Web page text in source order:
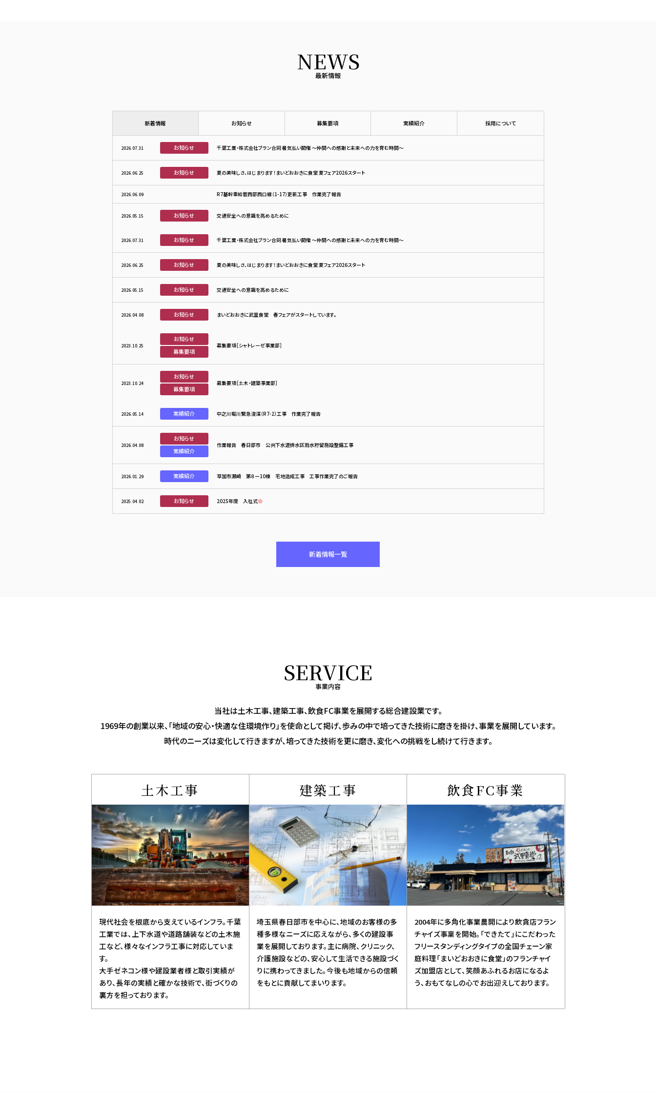
NEWS
最新情報
新着情報 お知らせ 募集要項 実績紹介 採用について
2026.07.31 お知らせ 千葉工業・株式会社ブラン合同 暑気払い開催 ～仲間への感謝と未来への力を育む時間～
2026.06.25 お知らせ 夏の美味しさ、はじまります！まいどおおきに食堂 夏フェア2026スタート
2026.06.09 R7基幹重給菅西部西口線（1-17）更新工事 作業完了報告
2026.05.15 お知らせ 交通安全への意識を高めるために
2026.07.31 お知らせ 千葉工業・株式会社ブラン合同 暑気払い開催 ～仲間への感謝と未来への力を育む時間～
2026.06.25 お知らせ 夏の美味しさ、はじまります！まいどおおきに食堂 夏フェア2026スタート
2026.05.15 お知らせ 交通安全への意識を高めるために
2026.04.08 お知らせ まいどおおきに武里食堂 春フェアがスタートしています。
2023.10.25
お知らせ
募集要項
募集要項［シャトレーゼ事業部］
2023.10.24
お知らせ
募集要項
募集要項［土木・建築事業部］
2026.05.14 実績紹介 中之川堀川緊急浚渫（R7-2）工事 作業完了報告
2026.04.08
お知らせ
実績紹介
作業報告 春日部市 公共下水道排水区雨水貯留施設整備工事
2026.01.29 実績紹介 草加市瀬崎 第８ー10棟 宅地造成工事 工事作業完了のご報告
2025.04.02 お知らせ 2025年度 入社式
新着情報一覧
SERVICE
事業内容
当社は土木工事、建築工事、飲食FC事業を展開する総合建設業です。
1969年の創業以来、「地域の安心・快適な住環境作り」を使命として掲げ、歩みの中で培ってきた技術に磨きを掛け、事業を展開しています。
時代のニーズは変化して行きますが、培ってきた技術を更に磨き、変化への挑戦をし続けて行きます。
土木工事
現代社会を根底から支えているインフラ。千葉
工業では、上下水道や道路舗装などの土木施
工など、様々なインフラ工事に対応していま
す。
大手ゼネコン様や建設業者様と取引実績が
あり、長年の実績と確かな技術で、街づくりの
裏方を担っております。
建築工事
埼玉県春日部市を中心に、地域のお客様の多
種多様なニーズに応えながら、多くの建設事
業を展開しております。主に病院、クリニック、
介護施設などの、安心して生活できる施設づく
りに携わってきました。今後も地域からの信頼
をもとに貢献してまいります。
飲食FC事業
2004年に多角化事業農開により飲貪店フラン
チャイズ事稟を開始。「できたて」にこだわった
フリースタンディングタイプの全国チェーン家
庭料理「まいどおおきに食堂」のフランチャイ
ズ加盟店として、笑顔あふれるお店になるよ
う、おもてなしの心でお出迎えしております。